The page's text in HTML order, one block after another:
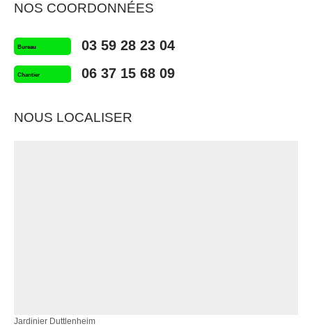
NOS COORDONNÉES
Bureau 03 59 28 23 04
Chantier 06 37 15 68 09
NOUS LOCALISER
Jardinier Duttlenheim